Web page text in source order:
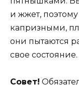
и жжет,
капризными,
они пытаются
свое состояние.
Совет!